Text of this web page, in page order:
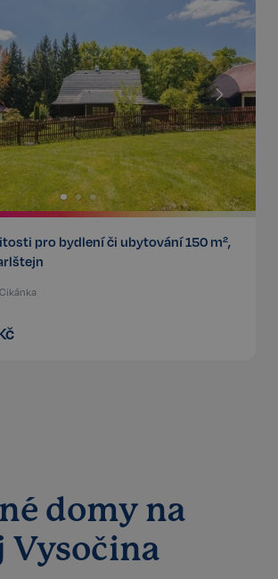
pro bydlení či ubytování 150 m²,
domy na
Vysočina